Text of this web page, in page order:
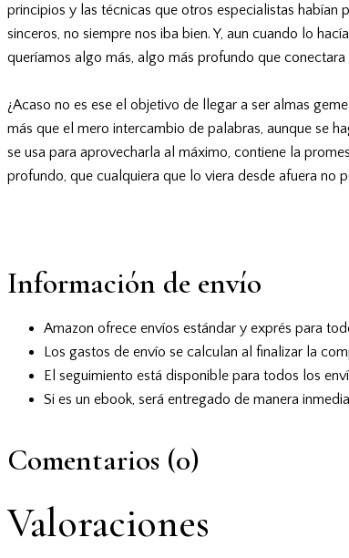
principios y las técnicas que otros especialistas habían
sinceros, no siempre nos iba bien. Y, aun cuando lo
queríamos algo más, algo más profundo que conectara
¿Acaso no es ese el objetivo de llegar a ser almas
más que el mero intercambio de palabras, aunque se
se usa para aprovecharla al máximo, contiene la
profundo, que cualquiera que lo viera desde afuera no
Información de envío
Amazon ofrece envíos estándar y exprés para
Los gastos de envío se calculan al finalizar la
El seguimiento está disponible para todos los
Si es un ebook, será entregado de manera
Comentarios (0)
Valoraciones